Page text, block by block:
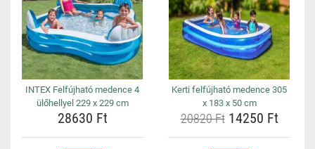
INTEX Felfújható medence 4
ülőhellyel 229 x 229 cm
28630 Ft
Kerti felfújható medence 305
x 183 x 50 cm
20820 Ft14250 Ft